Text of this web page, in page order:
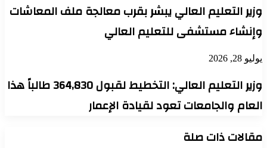
وزير التعليم العالي يبشر بقرب معالجة ملف المعاشات
وإنشاء مستشفى للتعليم العالي
يوليو 28, 2026
وزير التعليم العالي: التخطيط لقبول 364,830 طالباً هذا
العام والجامعات تعود لقيادة الإعمار
مقالات ذات صلة